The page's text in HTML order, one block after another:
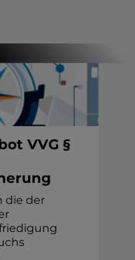
VVG §
die der